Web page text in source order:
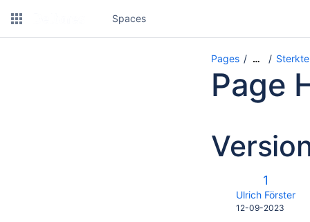
Spaces
Pages …
Page
Old
Version
1
Ulrich Förster
Saved
12-09-2023